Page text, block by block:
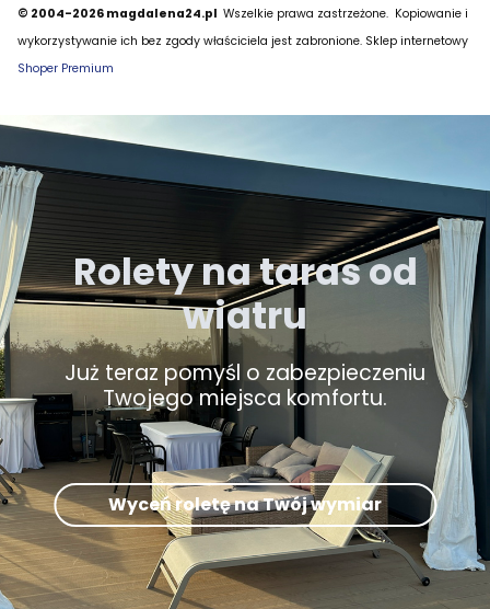
© 2004-2026 magdalena24.pl Wszelkie prawa zastrzeżone. Kopiowanie i
wykorzystywanie ich bez zgody właściciela jest zabronione. Sklep internetowy
Shoper Premium
Rolety na taras od
wiatru
Już teraz pomyśl o zabezpieczeniu
Twojego miejsca komfortu.
Wyceń roletę na Twój wymiar